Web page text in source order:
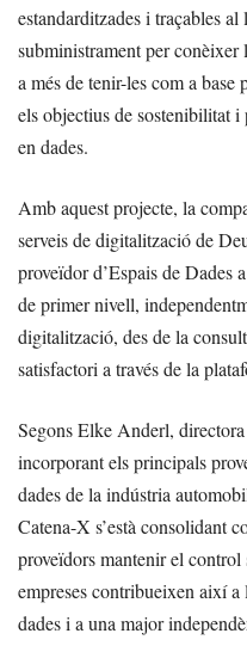
estandarditzades i traçables
subministrament per conèixer
a més de tenir-les com a
els objectius de sostenibilitat i
en dades.
Amb aquest projecte, la
serveis de digitalització de
proveïdor d’Espais de Dades
de primer nivell,
digitalització, des de la
satisfactori a través de la
Segons Elke Anderl,
incorporant els principals
dades de la indústria
Catena-X s’està consolidant
proveïdors mantenir el control
empreses contribueixen així a
dades i a una major